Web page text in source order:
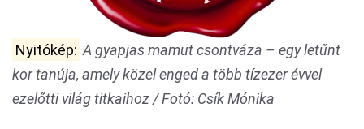
Nyitókép: A gyapjas mamut csontváza – egy letűnt
kor tanúja, amely közel enged a több tízezer évvel
ezelőtti világ titkaihoz / Fotó: Csík Mónika